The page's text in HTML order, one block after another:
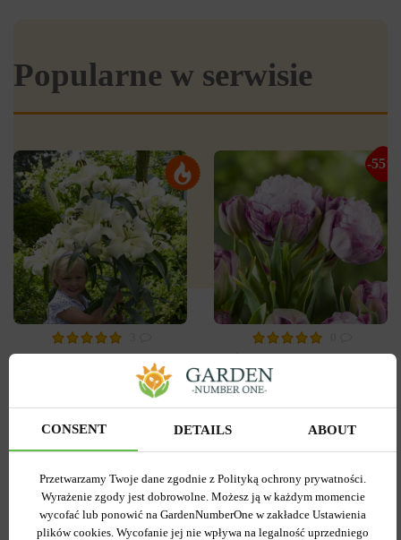
Popularne w serwisie
Lilia OT Hybryda Pretty
Kupiony 1956 razy
Kod produktu
1308
Ilość w paczce
1
7.58 zł
-55%
Tulipan
Pełny+Wielokwiatowy
Peggy Wonder
Kupiony 217 razy
Kod produktu
1467
Ilość w paczce
15.27 zł6.87 zł
CONSENT DETAILS ABOUT
Przetwarzamy Twoje dane zgodnie z Polityką ochrony prywatności.
Wyrażenie zgody jest dobrowolne. Możesz ją w każdym momencie
wycofać lub ponowić na GardenNumberOne w zakładce Ustawienia
plików cookies. Wycofanie jej nie wpływa na legalność uprzedniego